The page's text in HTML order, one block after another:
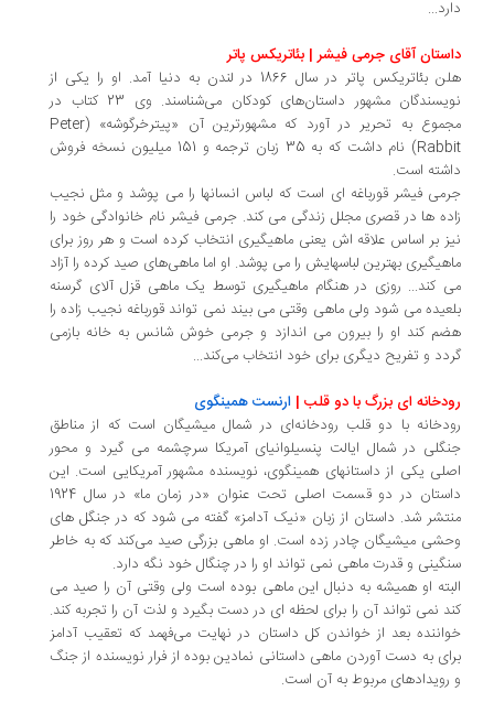
آقای جرمی فیشر | بئاتریکس پاتر
هلن بئاتریکس پاتر در سال 1866 در لندن به دنیا آمد. او را یکی از
نویسندگان مشهور داستان‌های کودکان می‌شناسند. وی 23 کتاب در
مجموع به تحریر در آورد که مشهورترین آن «پیترخرگوشه» (Peter
Rabbit) نام داشت که به 35 زبان ترجمه و 151 میلیون نسخه فروش
است.
فیشر قورباغه ای است که لباس انسانها را می پوشد و مثل نجیب
ها در قصری مجلل زندگی می کند. جرمی فیشر نام خانوادگی خود را
بر اساس علاقه اش یعنی ماهیگیری انتخاب کرده است و هر روز برای
بهترین لباسهایش را می پوشد. او اما ماهی‌های صید کرده را آزاد
کند... روزی در هنگام ماهیگیری توسط یک ماهی قزل آلای گرسنه
می شود ولی ماهی وقتی می بیند نمی تواند قورباغه نجیب زاده را
کند او را بیرون می اندازد و جرمی خوش شانس به خانه بازمی
و تفریح دیگری برای خود انتخاب می‌کند...
ای بزرگ با دو قلب |ارنست همینگوی
با دو قلب رودخانه‌ای در شمال میشیگان است که از مناطق
در شمال ایالت پنسیلوانیای آمریکا سرچشمه می گیرد و محور
یکی از داستانهای همینگوی، نویسنده مشهور آمریکایی است. این
داستان در دو قسمت اصلی تحت عنوان «در زمان ما» در سال 1924
شد. داستان از زبان «نیک آدامز» گفته می شود که در جنگل های
میشیگان چادر زده است. او ماهی بزرگی صید می‌کند که به خاطر
و قدرت ماهی نمی تواند او را در چنگال خود نگه دارد.
او همیشه به دنبال این ماهی بوده است ولی وقتی آن را صید می
نمی تواند آن را برای لحظه ای در دست بگیرد و لذت آن را تجربه کند.
بعد از خواندن کل داستان در نهایت می‌فهمد که تعقیب آدامز
به دست آوردن ماهی داستانی نمادین بوده از فرار نویسنده از جنگ
مربوط به آن است.